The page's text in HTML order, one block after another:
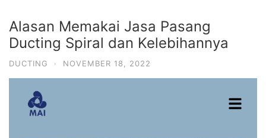
Alasan Memakai Jasa Pasang
Ducting Spiral dan Kelebihannya
DUCTING · NOVEMBER 18, 2022